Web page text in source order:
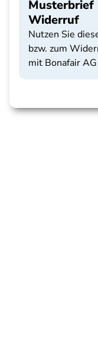
Widerruf
Nutzen Sie
bzw. zum
mit Bonafair AG